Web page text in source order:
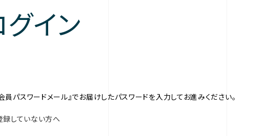
イン
パスワードメール』でお届けしたパスワードを入力してお進みください。
録していない方へ